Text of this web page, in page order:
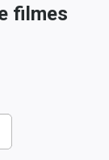
filmes